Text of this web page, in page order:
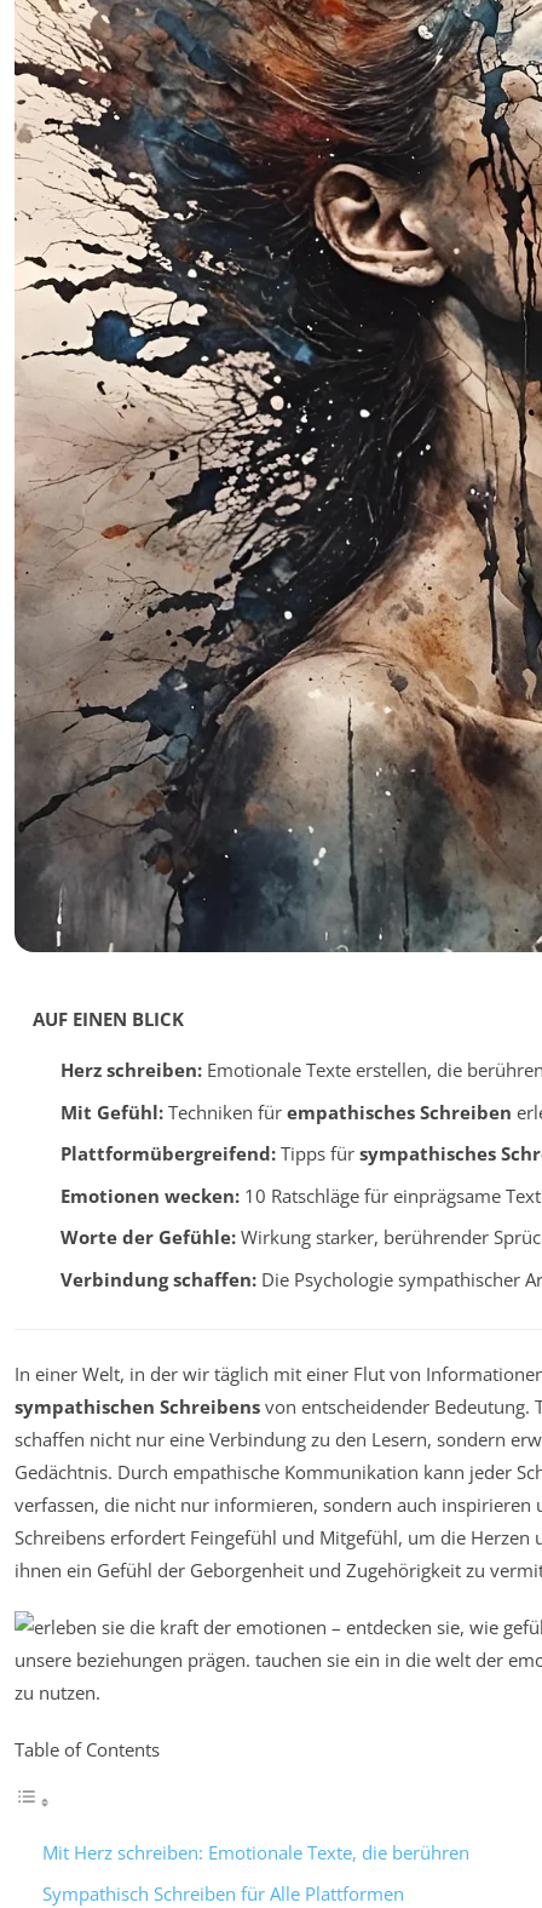
AUF EINEN BLICK
Herz schreiben:Emotionale Texte erstellen, die
Mit Gefühl:Techniken für empathisches Schreiben
Plattformübergreifend:Tipps für sympathisches
Emotionen wecken:10 Ratschläge für einprägsame
Worte der Gefühle:Wirkung starker, berührender
Verbindung schaffen:Die Psychologie sympathischer
In einer Welt, in der wir täglich mit einer Flut von
sympathischen Schreibens von entscheidender Bedeutung.
schaffen nicht nur eine Verbindung zu den Lesern, sondern
Gedächtnis. Durch empathische Kommunikation kann jeder
verfassen, die nicht nur informieren, sondern auch inspirieren
Schreibens erfordert Feingefühl und Mitgefühl, um die Herzen
ihnen ein Gefühl der Geborgenheit und Zugehörigkeit zu
Table of Contents
Mit Herz schreiben: Emotionale Texte, die berühren
Sympathisch Schreiben für Alle Plattformen